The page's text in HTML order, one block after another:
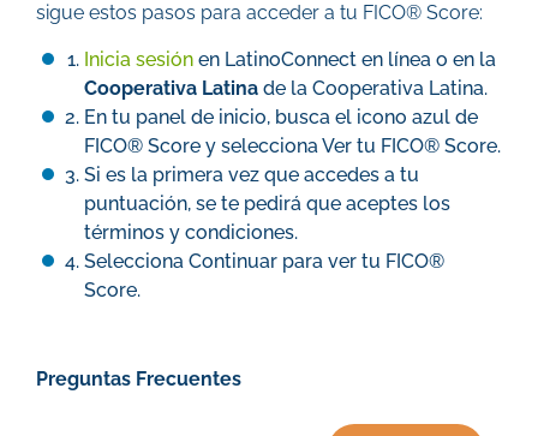
sigue estos pasos para acceder a tu FICO® Score:
Inicia sesión en LatinoConnect en línea o en la
Cooperativa Latina de la Cooperativa Latina.
En tu panel de inicio, busca el icono azul de
FICO® Score y selecciona Ver tu FICO® Score.
Si es la primera vez que accedes a tu
puntuación, se te pedirá que aceptes los
términos y condiciones.
Selecciona Continuar para ver tu FICO®
Score.
Preguntas Frecuentes